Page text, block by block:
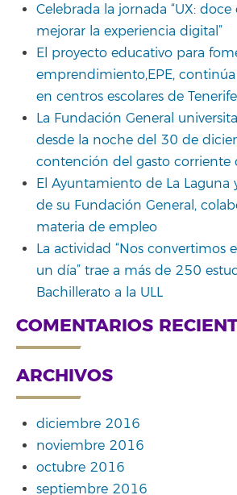
Celebrada la jornada “UX: doce
mejorar la experiencia digital”
El proyecto educativo para
emprendimiento,EPE,
en centros escolares de Tenerife
La Fundación General
desde la noche del 30 de
contención del gasto corriente
El Ayuntamiento de La Laguna
de su Fundación General,
materia de empleo
La actividad “Nos convertimos
un día” trae a más de 250
Bachillerato a la ULL
COMENTARIOS
ARCHIVOS
diciembre 2016
noviembre 2016
octubre 2016
septiembre 2016